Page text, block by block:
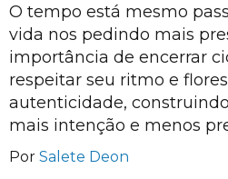
O tempo está mesmo
vida nos pedindo mais
importância de encerrar
respeitar seu ritmo e
autenticidade,
mais intenção e menos
Por Salete Deon